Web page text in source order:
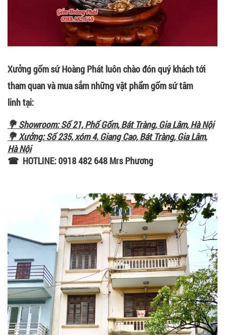
Xưởng gốm sứ Hoàng Phát luôn chào đón quý khách tới
tham quan và mua sắm những vật phẩm gốm sứ tâm
linh tại:
💐 Showroom: Số 21, Phố Gốm, Bát Tràng, Gia Lâm, Hà Nội
💐 Xưởng: Số 235, xóm 4, Giang Cao, Bát Tràng, Gia Lâm,
Hà Nội
☎ HOTLINE: 0918 482 648 Mrs Phương